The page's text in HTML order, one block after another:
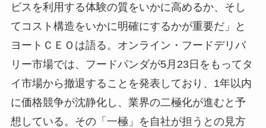
ビスを利用する体験の質をいかに高めるか、そし
てコスト構造をいかに明確にするかが重要だ」と
ヨートＣＥＯは語る。オンライン・フードデリバ
リー市場では、フードパンダが5月23日をもってタ
イ市場から撤退することを発表しており、1年以内
に価格競争が沈静化し、業界の二極化が進むと予
想している。その「一極」を自社が担うとの見方